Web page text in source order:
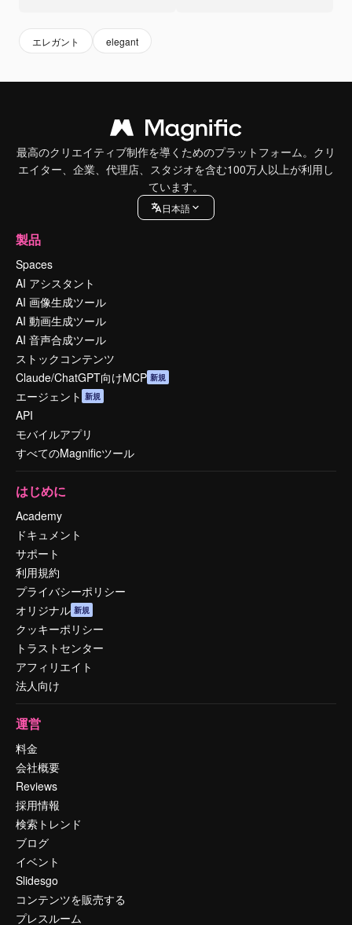
エレガント elegant
最高のクリエイティブ制作を導くためのプラットフォーム。クリ
エイター、企業、代理店、スタジオを含む100万人以上が利用し
ています。
日本語
製品
Spaces
AI アシスタント
AI 画像生成ツール
AI 動画生成ツール
AI 音声合成ツール
ストックコンテンツ
Claude/ChatGPT向けMCP 新規
エージェント 新規
API
モバイルアプリ
すべてのMagnificツール
はじめに
Academy
ドキュメント
サポート
利用規約
プライバシーポリシー
オリジナル 新規
クッキーポリシー
トラストセンター
アフィリエイト
法人向け
運営
料金
会社概要
Reviews
採用情報
検索トレンド
ブログ
イベント
Slidesgo
コンテンツを販売する
プレスルーム